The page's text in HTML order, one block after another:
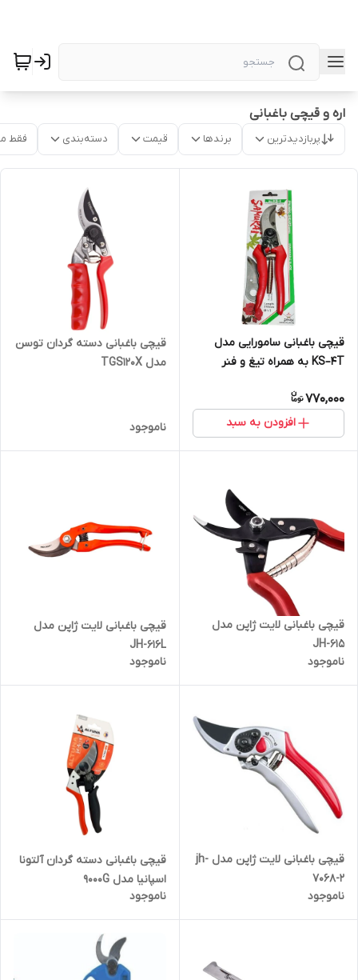
اره و قیچی باغبانی
پربازدیدترین برندها قیمت دسته‌بندی فقط
قیچی باغبانی سامورایی مدل
KS–4T به همراه تیغ و فنر
770,000
افزودن به سبد
قیچی باغبانی دسته گردان توسن
مدل TGS120X
ناموجود
قیچی باغبانی لایت ژاپن مدل
JH-615
ناموجود
قیچی باغبانی لایت ژاپن مدل
JH-616L
ناموجود
قیچی باغبانی لایت ژاپن مدل jh-
7068-2
ناموجود
قیچی باغبانی دسته گردان آلتونا
اسپانیا مدل 9000G
ناموجود